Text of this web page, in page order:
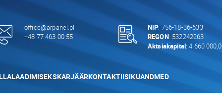
office@arpanel.pl
+48 77 463 00 55
NIP: 756-18-36-633
REGON: 532242263
Aktsiakapital: 4 660
KARJÄÄRKONTAKTIISIKUANDMED